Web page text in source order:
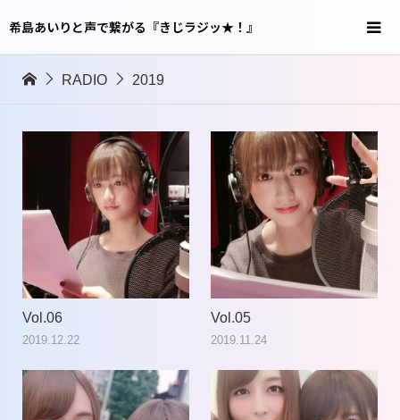
希島あいりと声で繋がる『きじラジッ★！』
RADIO 2019
Vol.06
2019.12.22
Vol.05
2019.11.24